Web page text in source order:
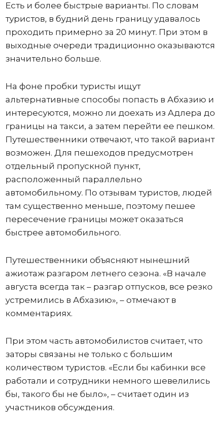
Есть и более быстрые варианты. По словам
туристов, в будний день границу удавалось
проходить примерно за 20 минут. При этом в
выходные очереди традиционно оказываются
значительно больше.
На фоне пробки туристы ищут
альтернативные способы попасть в Абхазию и
интересуются, можно ли доехать из Адлера до
границы на такси, а затем перейти ее пешком.
Путешественники отвечают, что такой вариант
возможен. Для пешеходов предусмотрен
отдельный пропускной пункт,
расположенный параллельно
автомобильному. По отзывам туристов, людей
там существенно меньше, поэтому пешее
пересечение границы может оказаться
быстрее автомобильного.
Путешественники объясняют нынешний
ажиотаж разгаром летнего сезона. «В начале
августа всегда так – разгар отпусков, все резко
устремились в Абхазию», – отмечают в
комментариях.
При этом часть автомобилистов считает, что
заторы связаны не только с большим
количеством туристов. «Если бы кабинки все
работали и сотрудники немного шевелились
бы, такого бы не было», – считает один из
участников обсуждения.